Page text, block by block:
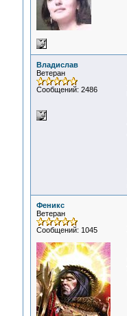
Владислав
Ветеран
Сообщений: 2486
Феникс
Ветеран
Сообщений: 1045